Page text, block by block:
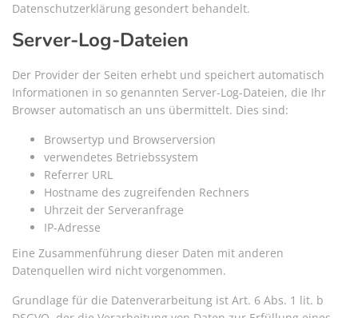
Datenschutzerklärung gesondert behandelt.
Server-Log-Dateien
Der Provider der Seiten erhebt und speichert automatisch
Informationen in so genannten Server-Log-Dateien, die Ihr
Browser automatisch an uns übermittelt. Dies sind:
Browsertyp und Browserversion
verwendetes Betriebssystem
Referrer URL
Hostname des zugreifenden Rechners
Uhrzeit der Serveranfrage
IP-Adresse
Eine Zusammenführung dieser Daten mit anderen
Datenquellen wird nicht vorgenommen.
Grundlage für die Datenverarbeitung ist Art. 6 Abs. 1 lit. b